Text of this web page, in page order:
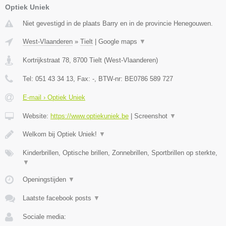
Optiek Uniek
Niet gevestigd in de plaats Barry en in de provincie Henegouwen.
West-Vlaanderen » Tielt Google maps ▼
Kortrijkstraat 78 8700 Tielt (West-Vlaanderen)
Tel: 051 43 34 13 , Fax: - , BTW-nr: BE0786 589 727
E-mail › Optiek Uniek
Website: https://www.optiekuniek.be Screenshot ▼
Welkom bij Optiek Uniek! ▼
Kinderbrillen, Optische brillen, Zonnebrillen, Sportbrillen op sterkte,
▼
Openingstijden ▼
Laatste facebook posts ▼
Sociale media: